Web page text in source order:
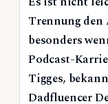
Trennung den
besonders
Podcast-
Tigges,
Dadfluencer